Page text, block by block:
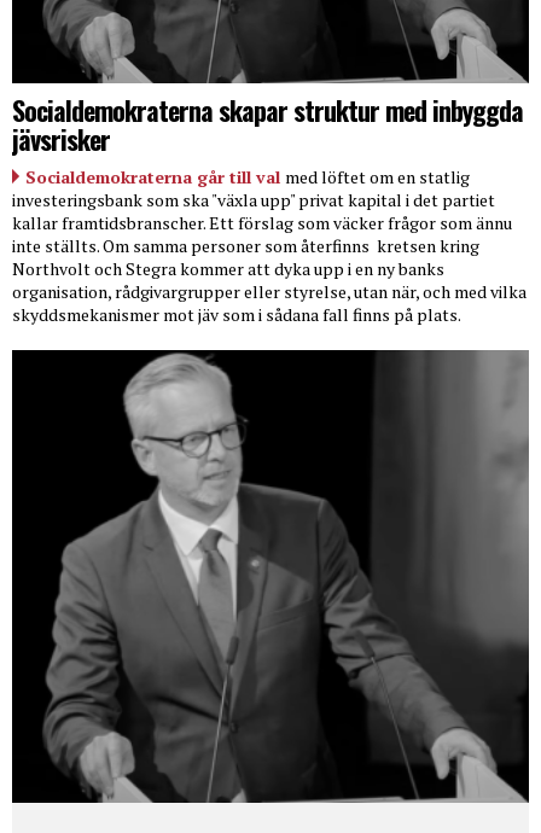
Socialdemokraterna skapar struktur med inbyggda
jävsrisker
Socialdemokraterna går till val med löftet om en statlig
investeringsbank som ska "växla upp" privat kapital i det partiet
kallar framtidsbranscher. Ett förslag som väcker frågor som ännu
inte ställts. Om samma personer som återfinns kretsen kring
Northvolt och Stegra kommer att dyka upp i en ny banks
organisation, rådgivargrupper eller styrelse, utan när, och med vilka
skyddsmekanismer mot jäv som i sådana fall finns på plats.